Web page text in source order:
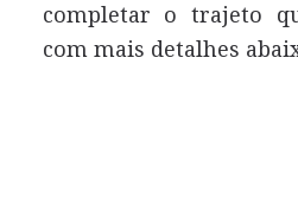
completar o trajeto
com mais detalhes